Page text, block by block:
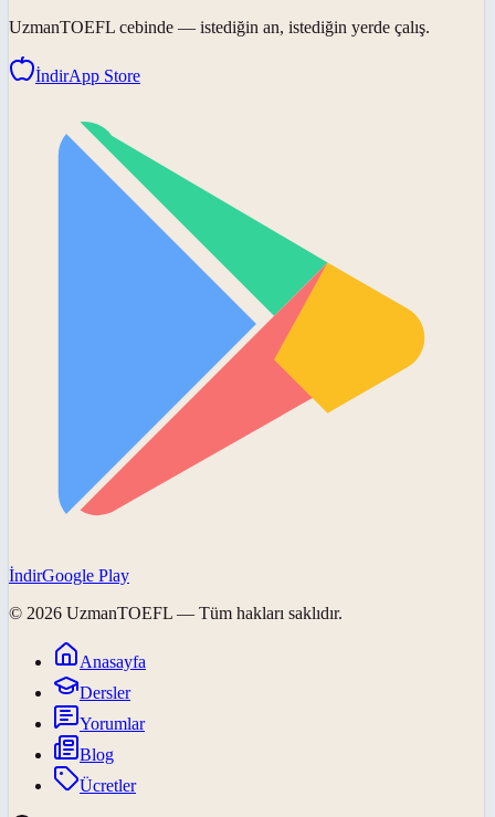
UzmanTOEFL cebinde — istediğin an, istediğin yerde çalış.
İndirApp Store
İndirGoogle Play
© 2026 UzmanTOEFL — Tüm hakları saklıdır.
Anasayfa
Dersler
Yorumlar
Blog
Ücretler